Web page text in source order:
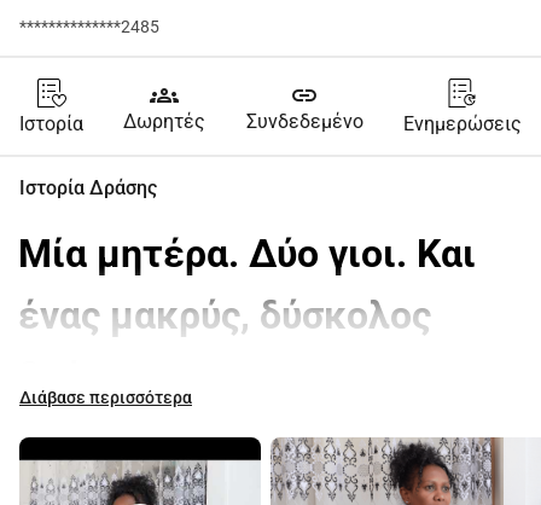
**************2485
Ιστορία
groups
Δωρητές
link
Συνδεδεμένο Ενημερώσεις
Ιστορία Δράσης
Μία μητέρα. Δύο γιοι. Και
ένας μακρύς, δύσκολος
επανένωση.
Διάβασε περισσότερα